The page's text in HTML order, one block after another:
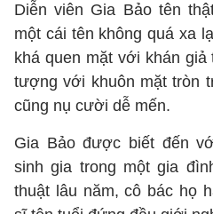
Diễn viên Gia Bảo tên
một cái tên không quá xa
khá quen mặt với khán
tượng với khuôn mặt tròn
cũng nụ cười dễ mến.
Gia Bảo được biết đến
sinh gia trong một gia
thuật lâu năm, cô bác họ